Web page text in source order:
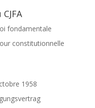
fondamentale
constitutionnelle
1958